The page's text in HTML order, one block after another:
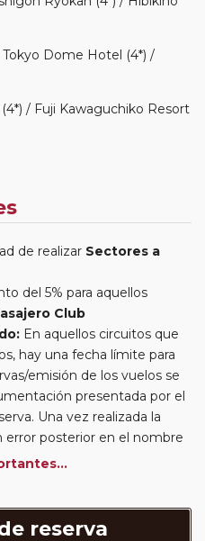
Dome Hotel (4*) /
/ Fuji Kawaguchiko Resort
de realizar Sectores a
del 5% para aquellos
Club
En aquellos circuitos que
hay una fecha límite para
emisión de los vuelos se
presentada por el
Una vez realizada la
error posterior en el nombre
provocar la invalidez del
emisión. Hacer una
reserva